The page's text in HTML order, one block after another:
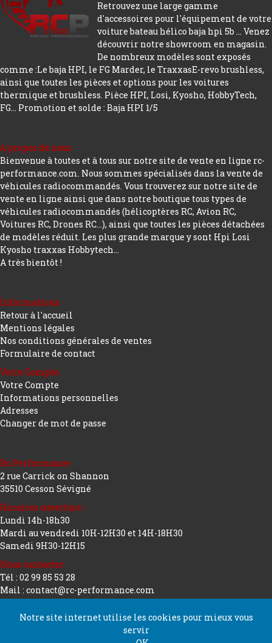
Retrouvez une large gamme
d'accessoires pour l'équipement de votre
voiture bateau hélico baja hpi 5b ... Venez
découvrir notre showroom en magasin.
De nombreux modèles sont exposés
comme :Le baja HPI, le FG Marder, le TraxxasE-revo brushless,
ainsi que toutes les pièces et options pour les voitures
thermique et brushless. Pièce HPI, Losi, Kyosho, HobbyTech,
FG... Promotion et solde : Baja HPI 1/5
A propos de nous
Bienvenue à toutes et à tous sur notre site de vente en ligne rc-
performance.com. Nous sommes spécialisés dans la vente de
véhicules radiocommandés. Vous trouverez sur notre site de
vente en ligne ainsi que dans notre boutique tous types de
véhicules radiocommandés (hélicoptères RC, Avion RC,
Voitures RC, Drones RC…), ainsi que toutes les pièces détachées
de modèles réduit. Les plus grande marque y sont Hpi Losi
Kyosho traxxas Hobbytech...
A très bientôt !
Informations
Retour à l'accueil
Mentions légales
Nos conditions générales de ventes
Formulaire de contact
Votre Compte
Votre Compte
Informations personnelles
Adresses
Changer de mot de passe
Rc Performance
2 rue Carrick on Shannon
35510 Cesson Sévigné
Horaires ouverture :
Lundi 14h-18h30
Mardi au vendredi 10H-12H30 et 14H-18H30
Samedi 9H30-12H15
Nous contacter
Tél : 02 99 85 53 28
Mail : contact@rc-performance.com
Copyright 2026 tous droits réservés
Notre site internet utilise les cookies pour mieux vous
servir